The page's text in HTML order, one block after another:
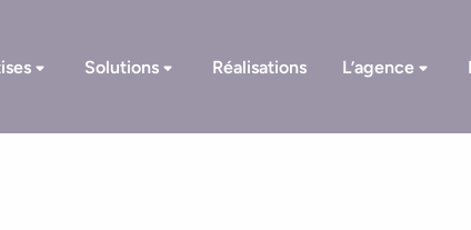
Solutions Réalisations L’agence